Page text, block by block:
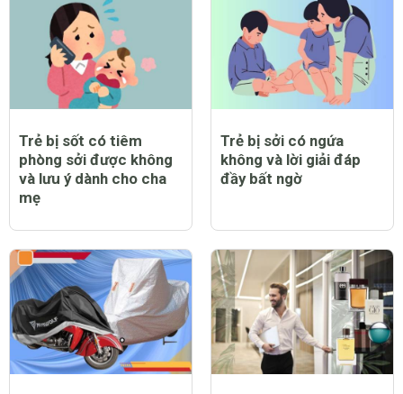
Trẻ bị sốt có tiêm
phòng sởi được không
và lưu ý dành cho cha
mẹ
Trẻ bị sởi có ngứa
không và lời giải đáp
đầy bất ngờ